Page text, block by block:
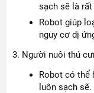
sạch sẽ là
Robot giúp
nguy cơ dị
3. Người nuôi thú
Robot có thể
luôn sạch sẽ.